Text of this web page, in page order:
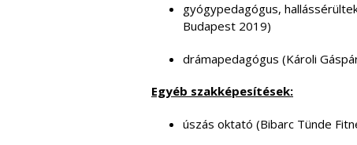
gyógypedagógus,
Budapest 2019)
drámapedagógus (Károli
Egyéb szakképesítések:
úszás oktató (Bibarc Tünde